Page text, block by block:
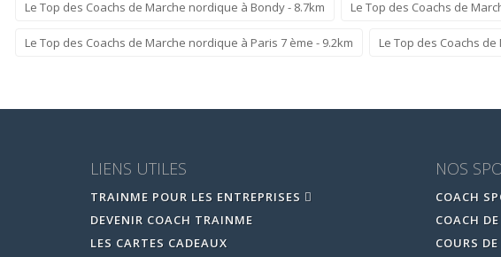
Le Top des Coachs de Marche nordique à Bondy - 8.7km Le Top des Coachs de
Le Top des Coachs de Marche nordique à Paris 7 ème - 9.2km Le Top des Coachs
LIENS UTILES
TRAINME POUR LES ENTREPRISES
DEVENIR COACH TRAINME
LES CARTES CADEAUX
NOS
COACH
COACH
COURS